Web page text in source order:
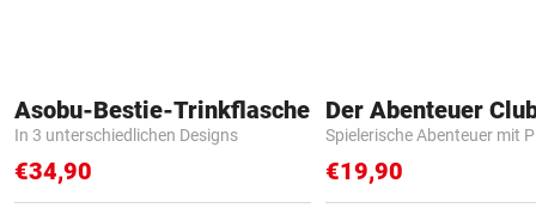
Asobu-Bestie-Trinkflasche
In 3 unterschiedlichen Designs
€34,90
Der Abenteuer
Spielerische Abenteuer mit
€19,90